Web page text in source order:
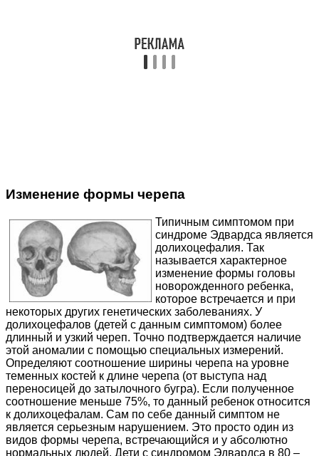
Изменение формы черепа
Типичным симптомом при
синдроме Эдвардса является
долихоцефалия. Так
называется характерное
изменение формы головы
новорожденного ребенка,
которое встречается и при
некоторых других генетических заболеваниях. У
долихоцефалов (детей с данным симптомом) более
длинный и узкий череп. Точно подтверждается наличие
этой аномалии с помощью специальных измерений.
Определяют соотношение ширины черепа на уровне
теменных костей к длине черепа (от выступа над
переносицей до затылочного бугра). Если полученное
соотношение меньше 75%, то данный ребенок относится
к долихоцефалам. Сам по себе данный симптом не
является серьезным нарушением. Это просто один из
видов формы черепа, встречающийся и у абсолютно
нормальных людей. Дети с синдромом Эдвардса в 80 –